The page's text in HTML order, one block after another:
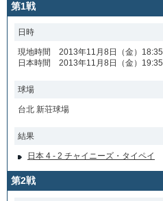
第1戦
日時
現地時間 2013年11月8日（金）18:35
日本時間 2013年11月8日（金）19:35
球場
台北 新荘球場
結果
日本 4 - 2 チャイニーズ・タイペイ
第2戦